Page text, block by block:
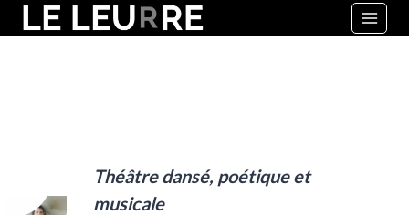
Aller
au
Théâtre dansé, poétique et
musicale